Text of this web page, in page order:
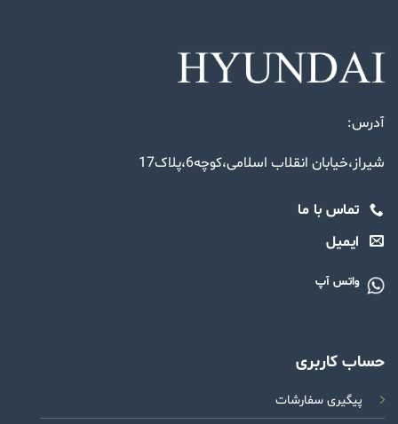
آدرس:
شیراز،خیابان انقلاب اسلامی،کوچه6،پلاک17
تماس با ما
ایمیل
واتس آپ
حساب کاربری
پیگیری سفارشات